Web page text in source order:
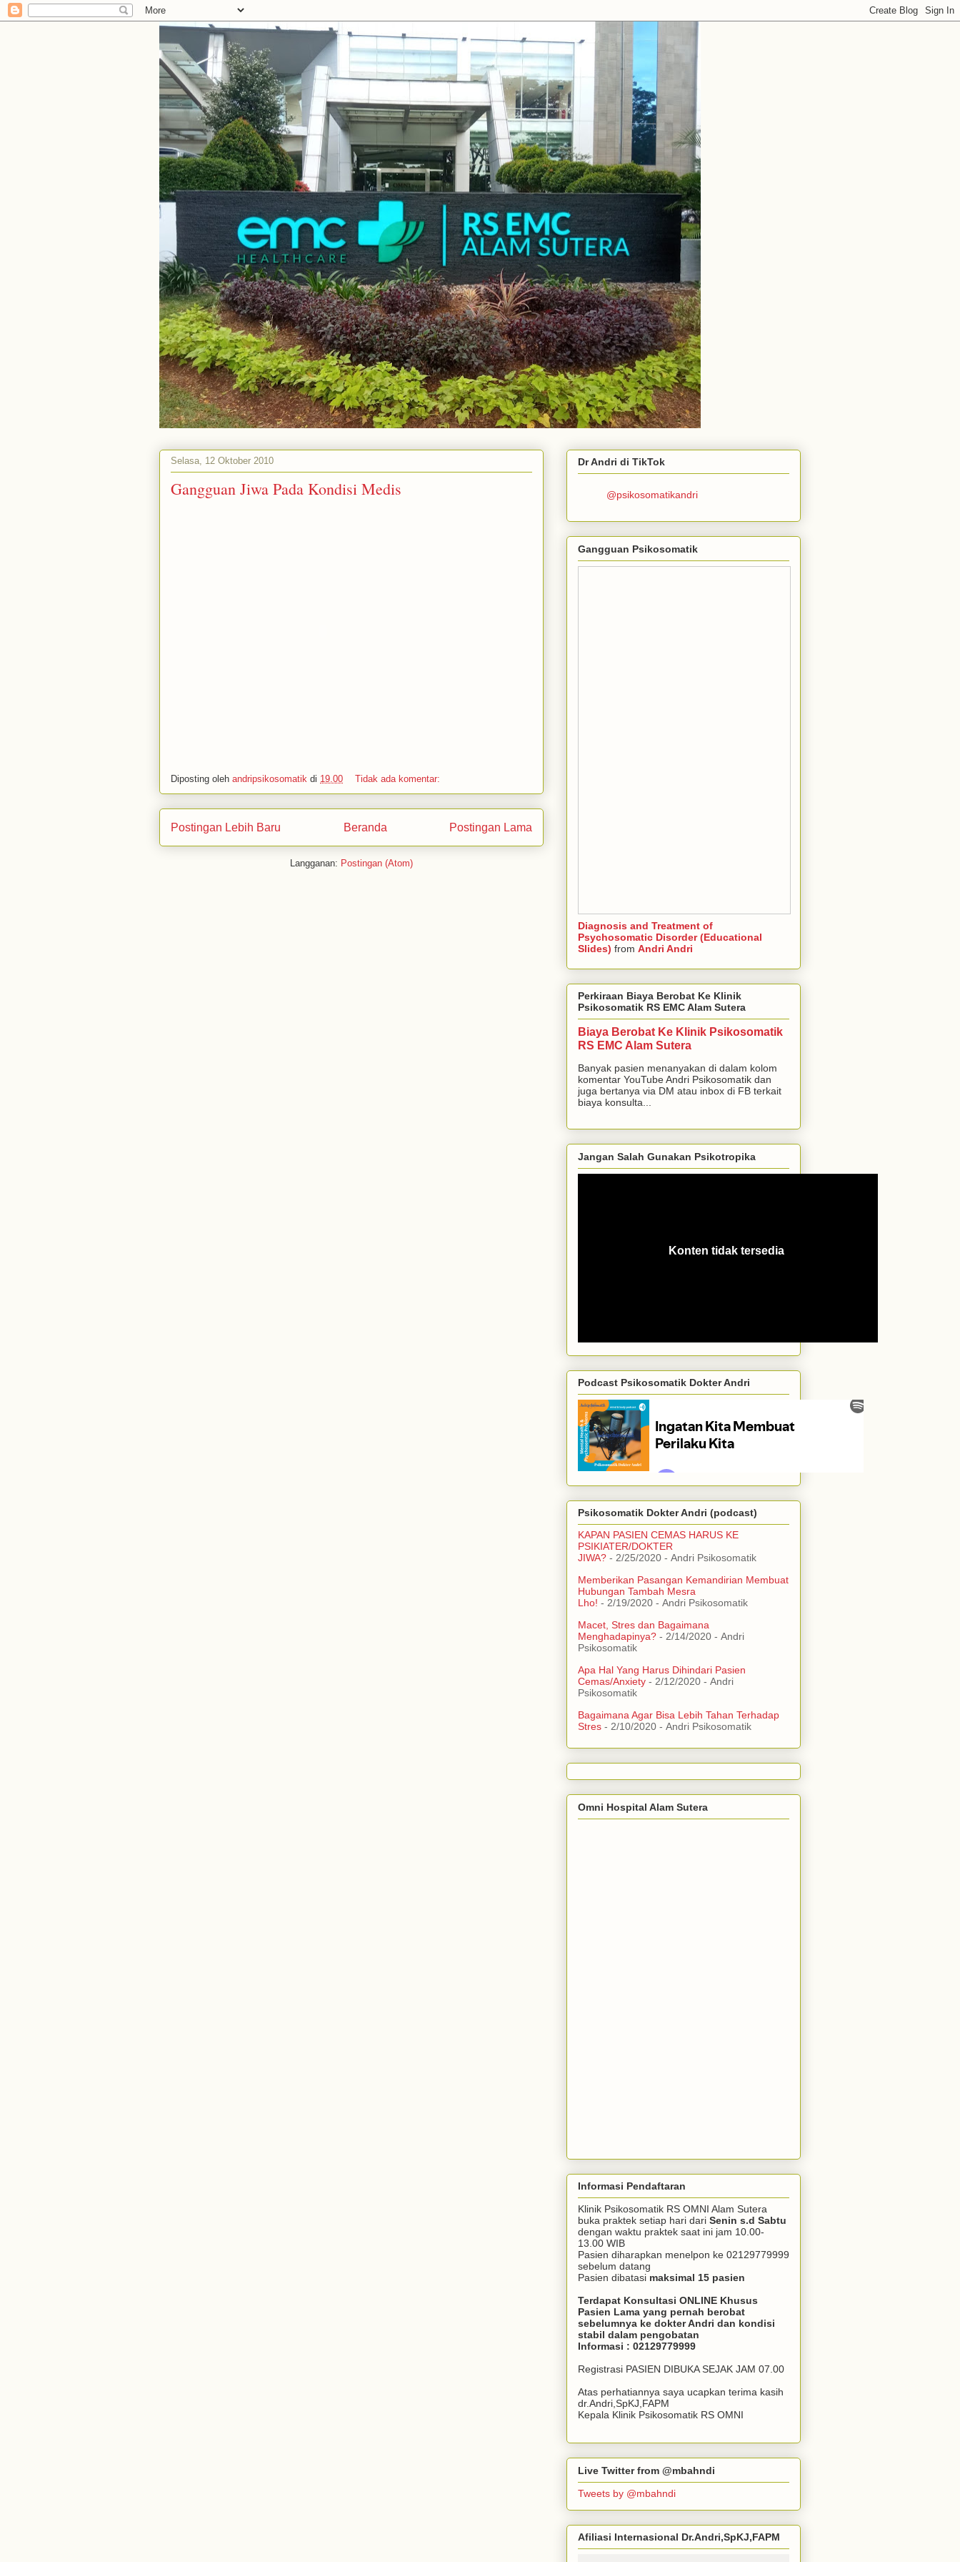
Selasa, 12 Oktober 2010
Gangguan Jiwa Pada Kondisi Medis
Diposting oleh andripsikosomatik di 19.00 Tidak ada komentar:
Postingan Lebih Baru Postingan Lama
Beranda
Langganan: Postingan (Atom)
Dr Andri di TikTok
@psikosomatikandri
Gangguan Psikosomatik
Diagnosis and Treatment of
Psychosomatic Disorder (Educational
Slides) from Andri Andri
Perkiraan Biaya Berobat Ke Klinik
Psikosomatik RS EMC Alam Sutera
Biaya Berobat Ke Klinik Psikosomatik
RS EMC Alam Sutera
Banyak pasien menanyakan di dalam kolom
komentar YouTube Andri Psikosomatik dan
juga bertanya via DM atau inbox di FB terkait
biaya konsulta...
Jangan Salah Gunakan Psikotropika
Podcast Psikosomatik Dokter Andri
Psikosomatik Dokter Andri (podcast)
KAPAN PASIEN CEMAS HARUS KE
PSIKIATER/DOKTER
JIWA? - 2/25/2020 - Andri Psikosomatik
Memberikan Pasangan Kemandirian Membuat
Hubungan Tambah Mesra
Lho! - 2/19/2020 - Andri Psikosomatik
Macet, Stres dan Bagaimana
Menghadapinya? - 2/14/2020 - Andri
Psikosomatik
Apa Hal Yang Harus Dihindari Pasien
Cemas/Anxiety - 2/12/2020 - Andri
Psikosomatik
Bagaimana Agar Bisa Lebih Tahan Terhadap
Stres - 2/10/2020 - Andri Psikosomatik
Omni Hospital Alam Sutera
Informasi Pendaftaran
Klinik Psikosomatik RS OMNI Alam Sutera
buka praktek setiap hari dari Senin s.d Sabtu
dengan waktu praktek saat ini jam 10.00-
13.00 WIB
Pasien diharapkan menelpon ke 02129779999
sebelum datang
Pasien dibatasi maksimal 15 pasien
Terdapat Konsultasi ONLINE Khusus
Pasien Lama yang pernah berobat
sebelumnya ke dokter Andri dan kondisi
stabil dalam pengobatan
Informasi : 02129779999
Registrasi PASIEN DIBUKA SEJAK JAM 07.00
Atas perhatiannya saya ucapkan terima kasih
dr.Andri,SpKJ,FAPM
Kepala Klinik Psikosomatik RS OMNI
Live Twitter from @mbahndi
Tweets by @mbahndi
Afiliasi Internasional Dr.Andri,SpKJ,FAPM